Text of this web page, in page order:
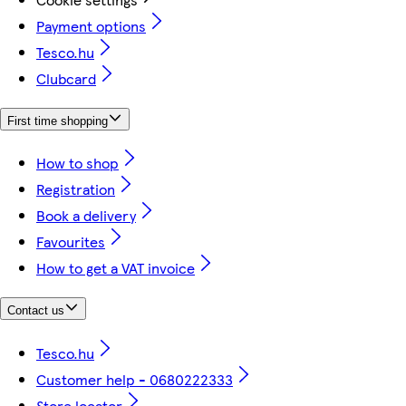
Payment options
Tesco.hu
Clubcard
First time shopping
How to shop
Registration
Book a delivery
Favourites
How to get a VAT invoice
Contact us
Tesco.hu
Customer help - 0680222333